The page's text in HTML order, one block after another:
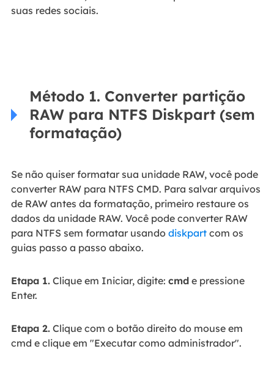
suas redes sociais.
Método 1. Converter partição
RAW para NTFS Diskpart (sem
formatação)
Se não quiser formatar sua unidade RAW, você pode
converter RAW para NTFS CMD. Para salvar arquivos
de RAW antes da formatação, primeiro restaure os
dados da unidade RAW. Você pode converter RAW
para NTFS sem formatar usando diskpartcom os
guias passo a passo abaixo.
Etapa 1.Clique em Iniciar, digite: cmde pressione
Enter.
Etapa 2.Clique com o botão direito do mouse em
cmd e clique em "Executar como administrador".